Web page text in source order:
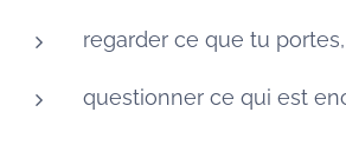
regarder ce que tu portes,
questionner ce qui est